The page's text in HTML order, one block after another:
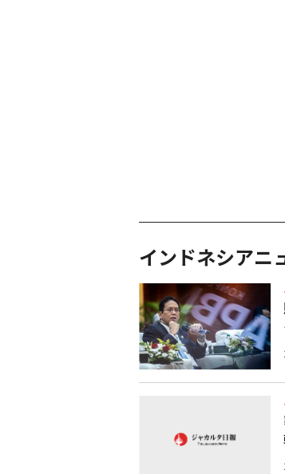
インドネシアニ